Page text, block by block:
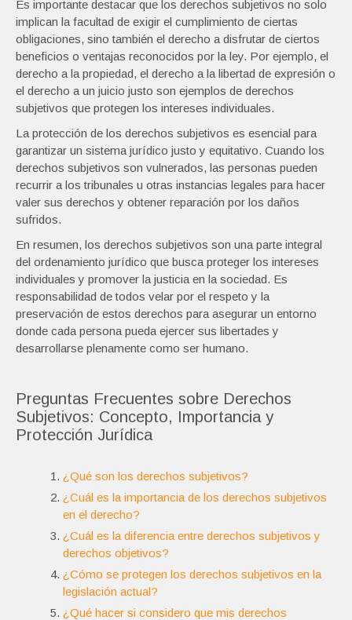
Es importante destacar que los derechos subjetivos no solo
implican la facultad de exigir el cumplimiento de ciertas
obligaciones, sino también el derecho a disfrutar de ciertos
beneficios o ventajas reconocidos por la ley. Por ejemplo, el
derecho a la propiedad, el derecho a la libertad de expresión o
el derecho a un juicio justo son ejemplos de derechos
subjetivos que protegen los intereses individuales.
La protección de los derechos subjetivos es esencial para
garantizar un sistema jurídico justo y equitativo. Cuando los
derechos subjetivos son vulnerados, las personas pueden
recurrir a los tribunales u otras instancias legales para hacer
valer sus derechos y obtener reparación por los daños
sufridos.
En resumen, los derechos subjetivos son una parte integral
del ordenamiento jurídico que busca proteger los intereses
individuales y promover la justicia en la sociedad. Es
responsabilidad de todos velar por el respeto y la
preservación de estos derechos para asegurar un entorno
donde cada persona pueda ejercer sus libertades y
desarrollarse plenamente como ser humano.
Preguntas Frecuentes sobre Derechos
Subjetivos: Concepto, Importancia y
Protección Jurídica
¿Qué son los derechos subjetivos?
¿Cuál es la importancia de los derechos subjetivos
en el derecho?
¿Cuál es la diferencia entre derechos subjetivos y
derechos objetivos?
¿Cómo se protegen los derechos subjetivos en la
legislación actual?
¿Qué hacer si considero que mis derechos